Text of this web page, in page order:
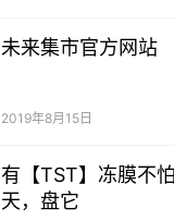
未来集市官方网站
2019年8月15日
有【TST】冻膜不
天，盘它